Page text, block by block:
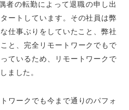
者の転勤によって退職の申し出
ートしています。その社員は弊
仕事ぶりをしていたこと、弊社
と、完全リモートワークでもで
ているため、リモートワークで
ました。
ワークでも今まで通りのパフォ